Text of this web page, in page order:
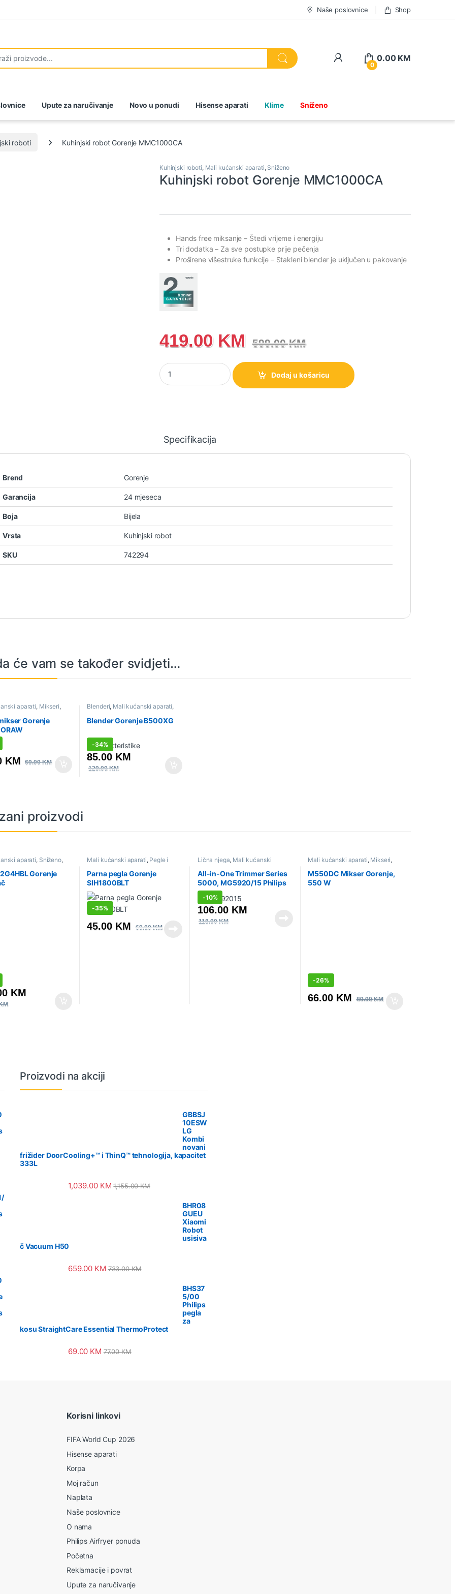
Naše poslovnice Shop
0
0.00 KM
Upute za naručivanje Novo u ponudi Hisense aparati Klime Sniženo
roboti Kuhinjski robot Gorenje MMC1000CA
Kuhinjski roboti, Mali kućanski aparati, Sniženo
Kuhinjski robot Gorenje MMC1000CA
Hands free miksanje– Štedi vrijeme i energiju
Tri dodatka– Za sve postupke prije pečenja
Proširene višestruke funkcije – Stakleni blender je uključen u pakovanje
419.00 KM 599.00KM
Kuhinjski robot Gorenje MMC1000CA količina
Dodaj u košaricu
Specifikacija
Brend Gorenje
Garancija 24 mjeseca
Boja Bijela
Vrsta Kuhinjski robot
SKU 742294
će vam se također svidjeti…
aparati, Mikseri,
Gorenje
KM 69.00KM
Blenderi, Mali kućanski aparati,
Blender Gorenje B500XG
-34%
85.00 KM
129.00KM
proizvodi
aparati, Sniženo,
Gorenje
KM
Mali kućanski aparati, Pegle i
Sniženo
Parna pegla Gorenje
SIH1800BLT
-35%
45.00 KM 69.00KM
Lična njega, Mali kućanski
, Sniženo
All-in-One Trimmer Series
5000, MG5920/15 Philips
-10%
106.00 KM
118.00KM
Mali kućanski aparati, Mikseri,
M550DC Mikser Gorenje,
550 W
-26%
66.00 KM 89.00KM
Proizvodi na akciji
GBBSJ
10ESW
LG
Kombi
novani
frižider DoorCooling+™ i ThinQ™ tehnologija, kapacitet
333L
1,039.00 KM 1,155.00KM
BHR08
GUEU
Xiaomi
Robot
usisiva
č Vacuum H50
659.00 KM 733.00KM
BHS37
5/00
Philips
pegla
za
kosu StraightCare Essential ThermoProtect
69.00 KM 77.00KM
Korisni linkovi
FIFA World Cup 2026
Hisense aparati
Korpa
Moj račun
Naplata
Naše poslovnice
O nama
Philips Airfryer ponuda
Početna
Reklamacije i povrat
Upute za naručivanje